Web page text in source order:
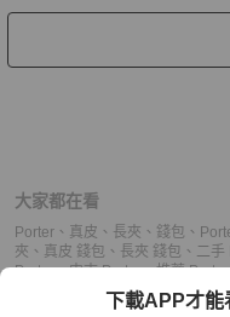
大家都在看
Porter 、 真皮 、 長夾 、 錢包 、
夾 、 真皮 錢包 、 長夾 錢包 、 二手
Porter、中古 Porter、推薦 Porter
、推薦 長夾、二手
推薦 錢包
下載APP才能